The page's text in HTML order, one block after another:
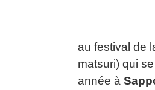
au festival de
matsuri) qui
année à